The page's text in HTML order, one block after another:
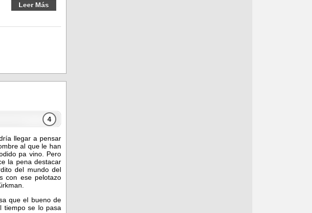
Leer Más
4
llegar a pensar
al que le han
pa vino. Pero
la pena destacar
del mundo del
con ese pelotazo
que el bueno de
tiempo se lo pasa